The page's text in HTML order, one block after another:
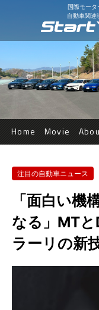
国際モータ
自動車関
Home Movie
注目の自動車ニュース
「面白い機
なる」MT
ラーリの新